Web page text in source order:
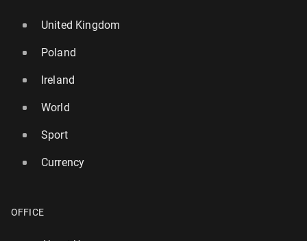
United Kingdom
Poland
Ireland
World
Sport
Currency
OFFICE